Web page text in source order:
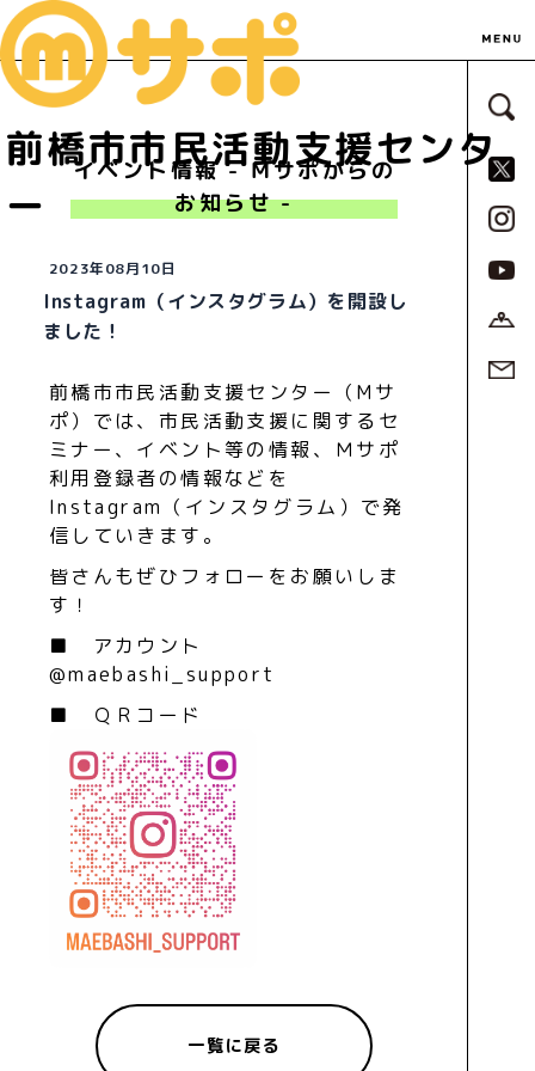
前橋市市民活動支援センタ
ー
サ
イベント情報 - Ｍサポからの
お知らせ -
2023年08月10日
Instagram（インスタグラム）を開設し
ました！
前橋市市民活動支援センター（Mサ
ポ）では、市民活動支援に関するセ
ミナー、イベント等の情報、Ｍサポ
利用登録者の情報などを
Instagram（インスタグラム）で発
信していきます。
皆さんもぜひフォローをお願いしま
す！
■ アカウント
@maebashi_support
■ ＱＲコード
一覧に戻る